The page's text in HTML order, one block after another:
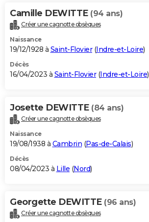
Camille DEWITTE (94 ans)
Créer une cagnotte obsèques
Naissance
19/12/1928 à Saint-Flovier(Indre-et-Loire)
Décès
16/04/2023 à Saint-Flovier(Indre-et-Loire)
Josette DEWITTE (84 ans)
Créer une cagnotte obsèques
Naissance
19/08/1938 à Cambrin (Pas-de-Calais)
Décès
08/04/2023 à Lille (Nord)
Georgette DEWITTE (96 ans)
Créer une cagnotte obsèques